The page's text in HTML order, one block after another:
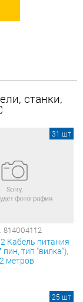
станки,
814004112
Кабель питания
пин, тип "вилка"),
метров
31 шт
25 шт